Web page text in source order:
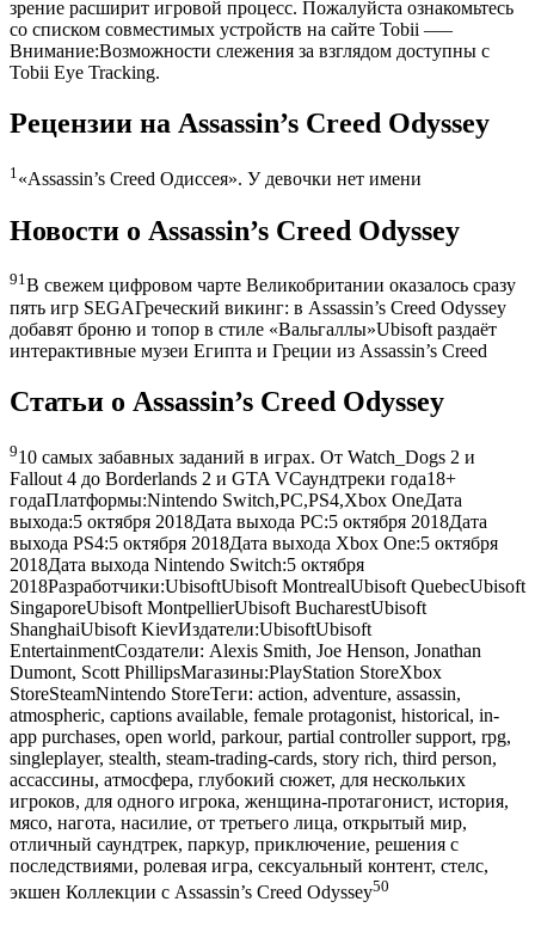
зрение расширит игровой процесс. Пожалуйста ознакомьтесь
со списком совместимых устройств на сайте Tobii —–
Внимание:Возможности слежения за взглядом доступны с
Tobii Eye Tracking.
Рецензии на Assassin’s Creed Odyssey
1«Assassin’s Creed Одиссея». У девочки нет имени
Новости о Assassin’s Creed Odyssey
91В свежем цифровом чарте Великобритании оказалось сразу
пять игр SEGAГреческий викинг: в Assassin’s Creed Odyssey
добавят броню и топор в стиле «Вальгаллы»Ubisoft раздаёт
интерактивные музеи Египта и Греции из Assassin’s Creed
Статьи о Assassin’s Creed Odyssey
910 самых забавных заданий в играх. От Watch_Dogs 2 и
Fallout 4 до Borderlands 2 и GTA VСаундтреки года18+
годаПлатформы:Nintendo Switch,PC,PS4,Xbox OneДата
выхода:5 октября 2018Дата выхода PC:5 октября 2018Дата
выхода PS4:5 октября 2018Дата выхода Xbox One:5 октября
2018Дата выхода Nintendo Switch:5 октября
2018Разработчики:UbisoftUbisoft MontrealUbisoft QuebecUbisoft
SingaporeUbisoft MontpellierUbisoft BucharestUbisoft
ShanghaiUbisoft KievИздатели:UbisoftUbisoft
EntertainmentСоздатели: Alexis Smith, Joe Henson, Jonathan
Dumont, Scott PhillipsМагазины:PlayStation StoreXbox
StoreSteamNintendo StoreТеги: action, adventure, assassin,
atmospheric, captions available, female protagonist, historical, in-
app purchases, open world, parkour, partial controller support, rpg,
singleplayer, stealth, steam-trading-cards, story rich, third person,
ассассины, атмосфера, глубокий сюжет, для нескольких
игроков, для одного игрока, женщина-протагонист, история,
мясо, нагота, насилие, от третьего лица, открытый мир,
отличный саундтрек, паркур, приключение, решения с
последствиями, ролевая игра, сексуальный контент, стелс,
экшен Коллекции с Assassin’s Creed Odyssey50